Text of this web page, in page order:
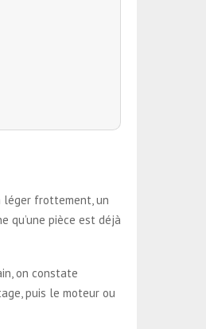
léger frottement, un
qu’une pièce est déjà
on constate
puis le moteur ou